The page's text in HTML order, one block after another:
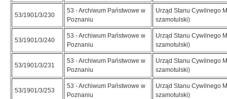
53/1901/3/230
53 - Archiwum Państwowe w
Poznaniu
Urząd Stanu Cywilnego
szamotulski)
53/1901/3/240
53 - Archiwum Państwowe w
Poznaniu
Urząd Stanu Cywilnego
szamotulski)
53/1901/3/231
53 - Archiwum Państwowe w
Poznaniu
Urząd Stanu Cywilnego
szamotulski)
53/1901/3/253
53 - Archiwum Państwowe w
Poznaniu
Urząd Stanu Cywilnego
szamotulski)